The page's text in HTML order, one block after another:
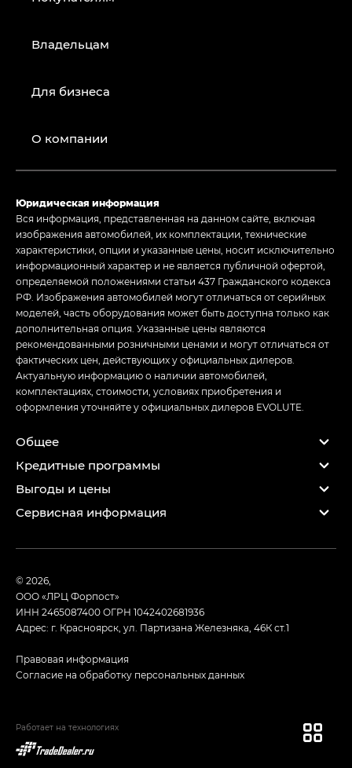
Владельцам
Для бизнеса
О компании
Юридическая информация
Вся информация, представленная на данном сайте, включая
изображения автомобилей, их комплектации, технические
характеристики, опции и указанные цены, носит исключительно
информационный характер и не является публичной офертой,
определяемой положениями статьи 437 Гражданского кодекса
РФ. Изображения автомобилей могут отличаться от серийных
моделей, часть оборудования может быть доступна только как
дополнительная опция. Указанные цены являются
рекомендованными розничными ценами и могут отличаться от
фактических цен, действующих у официальных дилеров.
Актуальную информацию о наличии автомобилей,
комплектациях, стоимости, условиях приобретения и
оформления уточняйте у официальных дилеров EVOLUTE.
Общее
Кредитные программы
Выгоды и цены
Сервисная информация
© 2026,
ООО «ЛРЦ Форпост»
ИНН 2465087400ОГРН 1042402681936
Адрес: г. Красноярск, ул. Партизана Железняка, 46К ст.1
Правовая информация
Согласие на обработку персональных данных
Работает на технологиях